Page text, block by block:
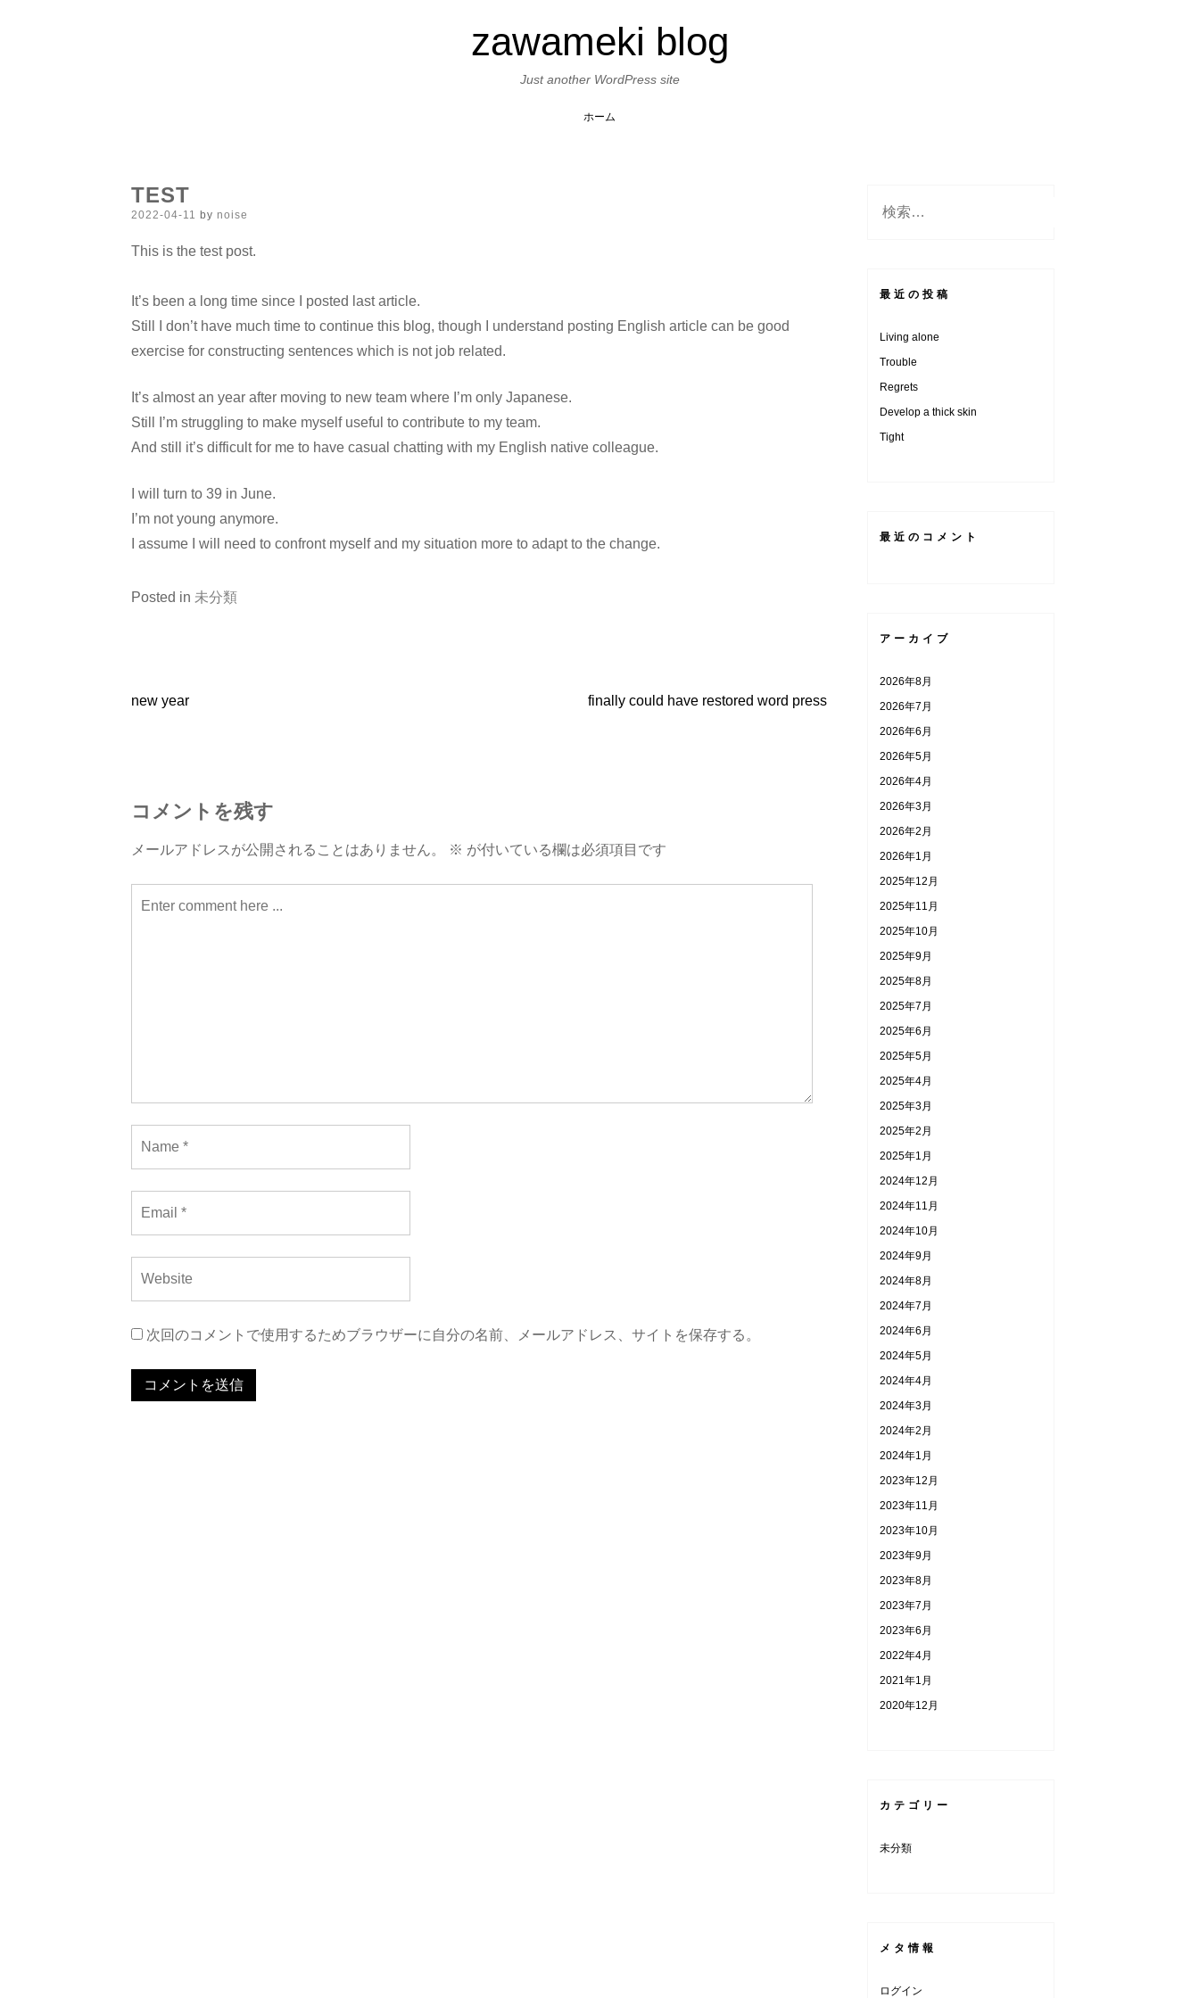
Skip
to
content
zawameki blog
Just another WordPress site
ホーム
TEST
Posted
2022-04-11 by noise
This is the test post.
It’s been a long time since I posted last article.
Still I don’t have much time to continue this blog, though I understand posting English article can be good
exercise for constructing sentences which is not job related.
It’s almost an year after moving to new team where I’m only Japanese.
Still I’m struggling to make myself useful to contribute to my team.
And still it’s difficult for me to have casual chatting with my English native colleague.
I will turn to 39 in June.
I’m not young anymore.
I assume I will need to confront myself and my situation more to adapt to the change.
Posted in 未分類
投
ナ
ビ
ゲ
new year finally could have restored word press
コメントを残す
メールアドレスが公開されることはありません。 ※ が付いている欄は必須項目です
次回のコメントで使用するためブラウザーに自分の名前、メールアドレス、サイトを保存する。
検
最近の投稿
Living alone
Trouble
Regrets
Develop a thick skin
Tight
最近のコメント
アーカイブ
2026年8月
2026年7月
2026年6月
2026年5月
2026年4月
2026年3月
2026年2月
2026年1月
2025年12月
2025年11月
2025年10月
2025年9月
2025年8月
2025年7月
2025年6月
2025年5月
2025年4月
2025年3月
2025年2月
2025年1月
2024年12月
2024年11月
2024年10月
2024年9月
2024年8月
2024年7月
2024年6月
2024年5月
2024年4月
2024年3月
2024年2月
2024年1月
2023年12月
2023年11月
2023年10月
2023年9月
2023年8月
2023年7月
2023年6月
2022年4月
2021年1月
2020年12月
カテゴリー
未分類
メタ情報
ログイン